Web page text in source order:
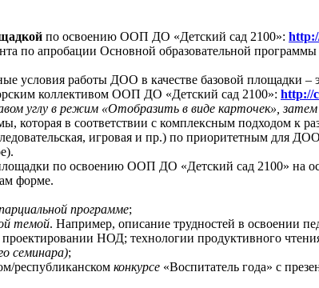
по освоению ООП ДО «Детский сад 2100»:
по апробации Основной образовательной
условия работы ДОО в качестве базовой площадки –
коллективом ООП ДО «Детский сад 2100»: http://
углу в режим «Отобразить в виде карточек»,
которая в соответствии с комплексным подходом к
игровая и пр.) по приоритетным для
по освоению ООП ДО «Детский сад 2100» на
форме.
программе;
темой. Например, описание трудностей в освоении
НОД; технологии продуктивного
семинара);
республиканском конкурсе «Воспитатель года» с